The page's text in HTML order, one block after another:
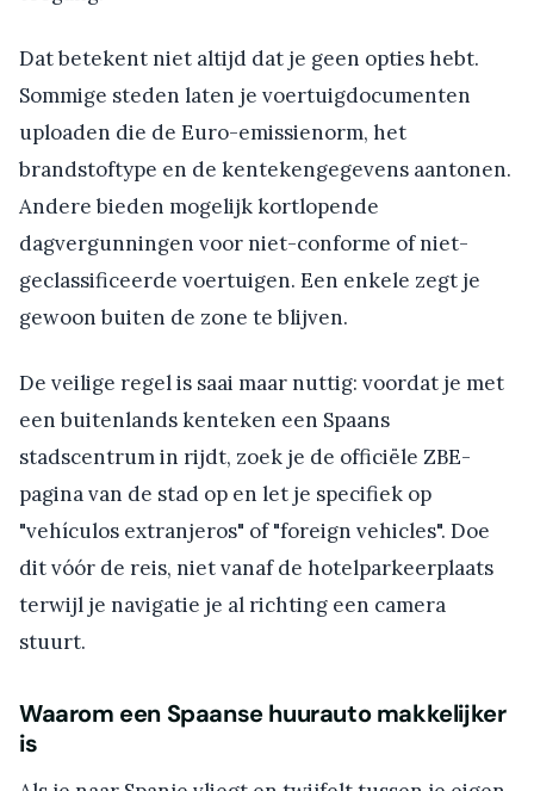
Dat betekent niet altijd dat je geen opties hebt.
Sommige steden laten je voertuigdocumenten
uploaden die de Euro-emissienorm, het
brandstoftype en de kentekengegevens aantonen.
Andere bieden mogelijk kortlopende
dagvergunningen voor niet-conforme of niet-
geclassificeerde voertuigen. Een enkele zegt je
gewoon buiten de zone te blijven.
De veilige regel is saai maar nuttig: voordat je met
een buitenlands kenteken een Spaans
stadscentrum in rijdt, zoek je de officiële ZBE-
pagina van de stad op en let je specifiek op
"vehículos extranjeros" of "foreign vehicles". Doe
dit vóór de reis, niet vanaf de hotelparkeerplaats
terwijl je navigatie je al richting een camera
stuurt.
Waarom een Spaanse huurauto makkelijker
is